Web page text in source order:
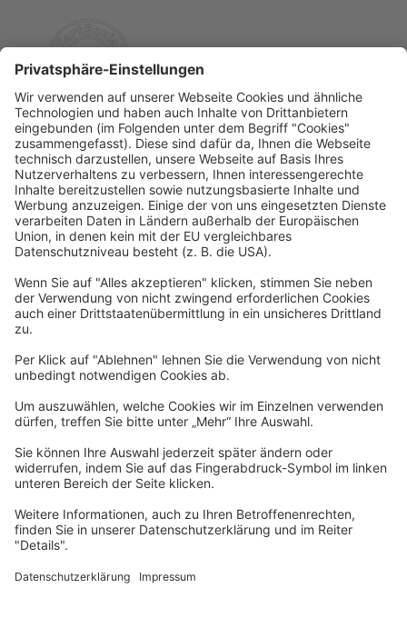
Rechtliches
Allgemeine Geschäftsbedingungen
Widerrufsbelehrung
Datenschutzerklärung
Barrierefreiheitserklärung
Impressum
Newsletter
Per E-Mail informieren wir Sie über interessante Angebote.
Zum Newsletter anmelden
vhs Post
Zur vhs Post anmelden
Kontrast
Kurs-Merkliste